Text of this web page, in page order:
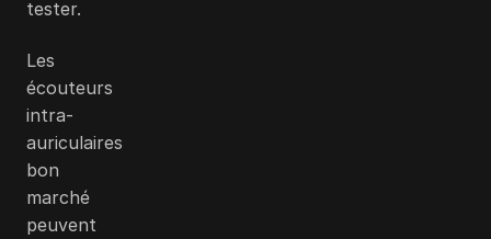
tester.
Les
écouteurs
intra-
auriculaires
bon
marché
peuvent